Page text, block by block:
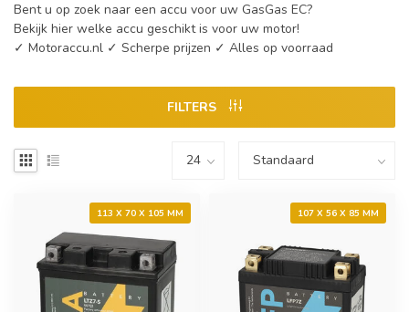
Bent u op zoek naar een accu voor uw GasGas EC?
Bekijk hier welke accu geschikt is voor uw motor!
✓ Motoraccu.nl ✓ Scherpe prijzen ✓ Alles op voorraad
FILTERS
113 X 70 X 105 MM 107 X 56 X 85 MM